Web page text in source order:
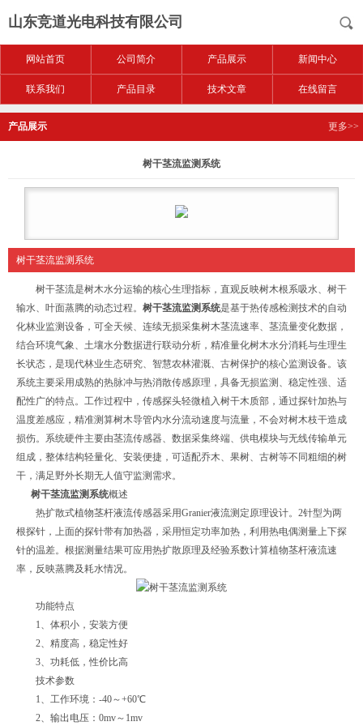
山东竞道光电科技有限公司
网站首页 公司简介 产品展示 新闻中心
联系我们 产品目录 技术文章 在线留言
产品展示 更多>>
树干茎流监测系统
树干茎流监测系统
树干茎流是树木水分运输的核心生理指标，直观反映树木根系吸水、树干
输水、叶面蒸腾的动态过程。 树干茎流监测系统是基于热传感检测技术的自动
化林业监测设备，可全天候、连续无损采集树木茎流速率、茎流量变化数据，
结合环境气象、土壤水分数据进行联动分析，精准量化树木水分消耗与生理生
长状态，是现代林业生态研究、智慧农林灌溉、古树保护的核心监测设备。该
系统主要采用成熟的热脉冲与热消散传感原理，具备无损监测、稳定性强、适
配性广的特点。工作过程中，传感探头轻微植入树干木质部，通过探针加热与
温度差感应，精准测算树木导管内水分流动速度与流量，不会对树木枝干造成
损伤。系统硬件主要由茎流传感器、数据采集终端、供电模块与无线传输单元
组成，整体结构轻量化、安装便捷，可适配乔木、果树、古树等不同粗细的树
干，满足野外长期无人值守监测需求。
树干茎流监测系统概述
热扩散式植物茎杆液流传感器采用Granier液流测定原理设计。2针型为两
根探针，上面的探针带有加热器，采用恒定功率加热，利用热电偶测量上下探
针的温差。根据测量结果可应用热扩散原理及经验系数计算植物茎杆液流速
率，反映蒸腾及耗水情况。
功能特点
1、体积小，安装方便
2、精度高，稳定性好
3、功耗低，性价比高
技术参数
1、工作环境：-40～+60℃
2、输出电压：0mv～1mv